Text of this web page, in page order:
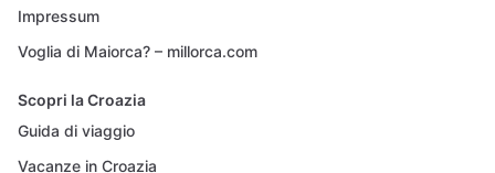
Impressum
Voglia di Maiorca? – millorca.com
Scopri la Croazia
Guida di viaggio
Vacanze in Croazia